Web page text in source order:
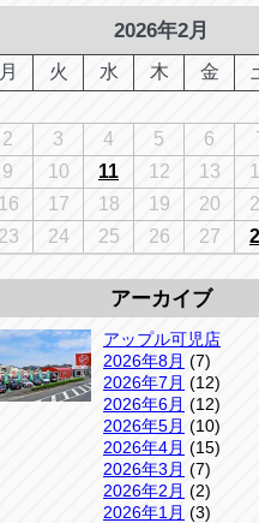
IC南店
千
アップルかしわ沼南
04-7190-1500
務おがせ町9-206-12026年2月
月 火 水 木 金
2
3 4 5 6
9
10 11 12 13
16
17 18 19 20
23
24 25 26 27
アーカイブ
アップル可児店
2026年8月 (7)
2026年7月 (12)
2026年6月 (12)
2026年5月 (10)
2026年4月 (15)
2026年3月 (7)
2026年2月 (2)
2026年1月 (3)